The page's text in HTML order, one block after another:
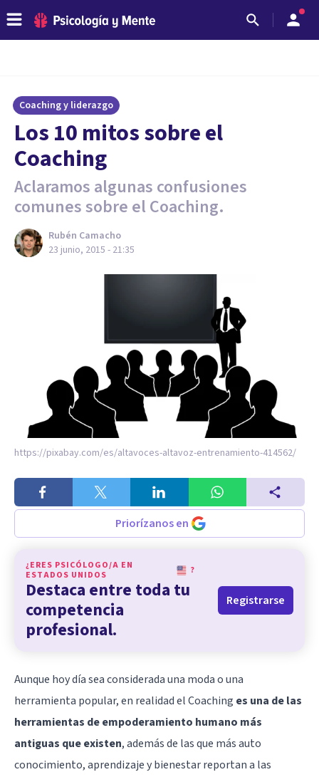
Coaching y liderazgo
Los 10 mitos sobre el
Coaching
Aclaramos algunas confusiones
comunes sobre el Coaching.
Rubén Camacho
23 junio, 2015 - 21:35
https://pixabay.com/es/altavoces-altavoz-entrenamiento-414562/
Priorízanos en
¿ERES PSICÓLOGO/A EN
ESTADOS UNIDOS
?
Destaca entre toda tu
competencia
profesional.
Registrarse
Aunque hoy día sea considerada una moda o una
herramienta popular, en realidad elCoaching es una de las
herramientas de empoderamiento humano más
antiguas que existen, además de las que más auto
conocimiento, aprendizaje y bienestar reportan a las